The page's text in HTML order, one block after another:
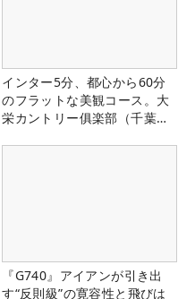
インター5分、都心から60分
のフラットな美観コース。大
栄カントリー俱楽部（千葉
『G740』アイアンが引き出
す“反則級”の寛容性と飛びは